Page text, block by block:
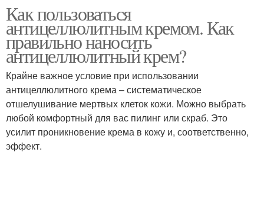
антицеллюлитным
кремом
Крем для спорта
Как пользоваться
антицеллюлитным кремом. Как
правильно наносить
антицеллюлитный крем?
Крайне важное условие при использовании
антицеллюлитного крема – систематическое
отшелушивание мертвых клеток кожи. Можно выбрать
любой комфортный для вас пилинг или скраб. Это
усилит проникновение крема в кожу и, соответственно,
эффект.